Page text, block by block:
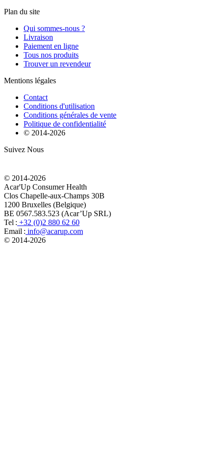
Plan du site
Qui sommes-nous ?
Livraison
Paiement en ligne
Tous nos produits
Trouver un revendeur
Mentions légales
Contact
Conditions d'utilisation
Conditions générales de vente
Politique de confidentialité
© 2014-2026
Suivez Nous
© 2014-2026
Acar'Up Consumer Health
Clos Chapelle-aux-Champs 30B
1200 Bruxelles (Belgique)
BE 0567.583.523 (Acar’Up SRL)
Tel : +32 (0)2 880 62 60
Email : info@acarup.com
© 2014-2026